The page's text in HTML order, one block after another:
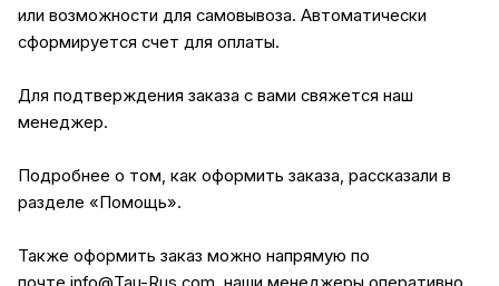
или возможности для самовывоза. Автоматически
сформируется счет для оплаты.
Для подтверждения заказа с вами свяжется наш
менеджер.
Подробнее о том, как оформить заказа, рассказали в
разделе «Помощь».
Также оформить заказ можно напрямую по